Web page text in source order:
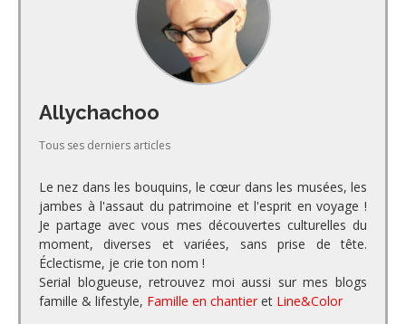
Allychachoo
Tous ses derniers articles
Le nez dans les bouquins, le cœur dans les musées, les
jambes à l'assaut du patrimoine et l'esprit en voyage !
Je partage avec vous mes découvertes culturelles du
moment, diverses et variées, sans prise de tête.
Éclectisme, je crie ton nom !
Serial blogueuse, retrouvez moi aussi sur mes blogs
famille & lifestyle, Famille en chantier et Line&Color